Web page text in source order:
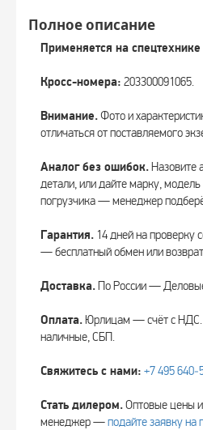
Полное описание
Применяется на спецтехнике
Кросс-номера: 203300091065.
Внимание.Фото и
отличаться от поставляемого
Аналог без ошибок.Назовите
детали, или дайте марку,
погрузчика — менеджер
Гарантия. 14 дней на проверку
— бесплатный обмен или
Доставка.По России —
Оплата. Юрлицам — счёт с
наличные, СБП.
Свяжитесь с нами: +7 495
Стать дилером.Оптовые цены
менеджер —подайте заявку на